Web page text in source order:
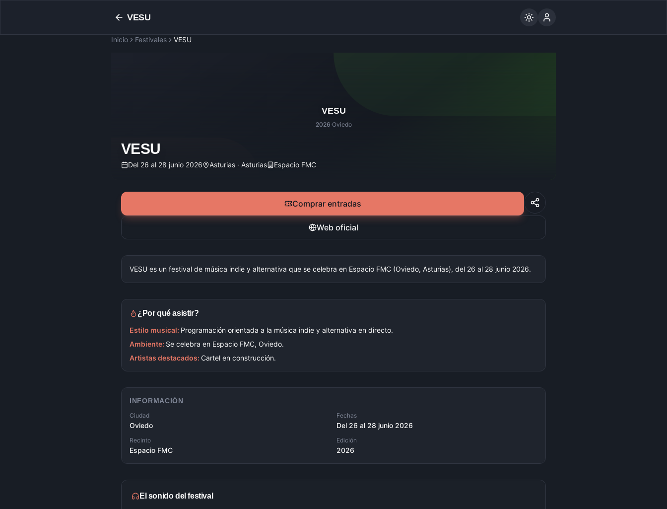
VESU
Inicio Festivales VESU
VESU
2026·Oviedo
VESU
Del 26 al 28 junio 2026 Asturias · Asturias Espacio FMC
Comprar entradas
Web oficial
VESU es un festival de música indie y alternativa que se celebra en Espacio FMC (Oviedo, Asturias), del 26 al 28 junio 2026.
¿Por qué asistir?
Estilo musical: Programación orientada a la música indie y alternativa en directo.
Ambiente: Se celebra en Espacio FMC, Oviedo.
Artistas destacados: Cartel en construcción.
INFORMACIÓN
Ciudad
Oviedo
Fechas
Del 26 al 28 junio 2026
Recinto
Espacio FMC
Edición
2026
El sonido del festival